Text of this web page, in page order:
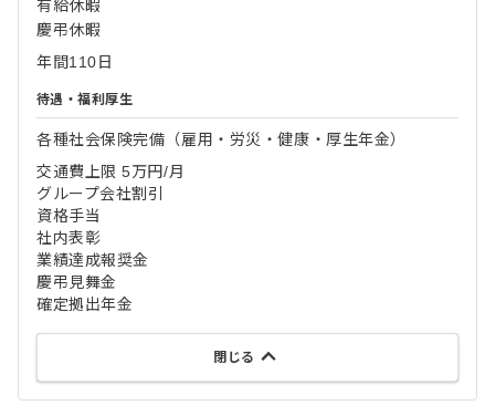
有給休暇
慶弔休暇
年間110日
待遇・福利厚生
各種社会保険完備（雇用・労災・健康・厚生年金）
交通費上限 5万円/月
グループ会社割引
資格手当
社内表彰
業績達成報奨金
慶弔見舞金
確定拠出年金
閉じる